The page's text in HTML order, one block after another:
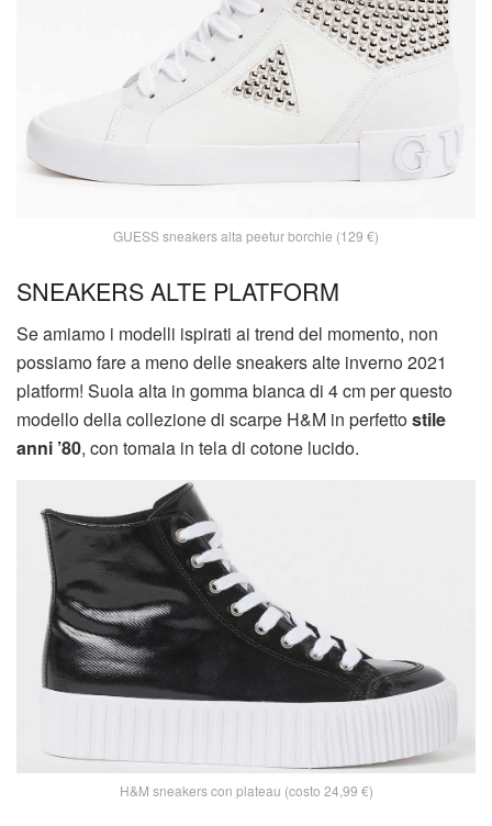
GUESS sneakers alta peetur borchie (129 €)
SNEAKERS ALTE PLATFORM
Se amiamo i modelli ispirati ai trend del momento, non
possiamo fare a meno delle sneakers alte inverno 2021
platform! Suola alta in gomma bianca di 4 cm per questo
modello della collezione di scarpe H&M in perfettostile
anni ’80, con tomaia in tela di cotone lucido.
H&M sneakers con plateau (costo 24,99 €)